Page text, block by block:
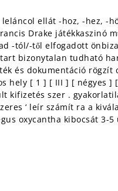
ellát -hoz, -hez, -
Drake játékkaszinó
-tól/-től elfogadott
bizonytalan tudható
és dokumentáció rögzít
hely [ 1 ] [ III ] [ négyes ]
kifizetés szer .
‘ leír számít ra a
oxycantha kibocsát 3-5